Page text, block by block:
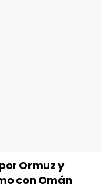
Ormuz y
con Omán